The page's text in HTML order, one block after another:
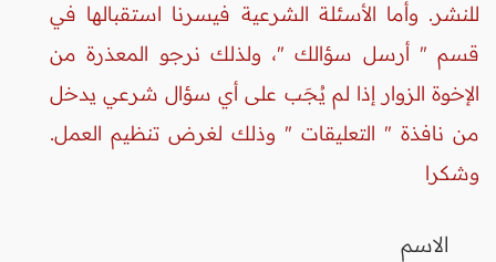
للنشر. وأما الأسئلة الشرعية فيسرنا استقبالها في
قسم " أرسل سؤالك "، ولذلك نرجو المعذرة من
الإخوة الزوار إذا لم يُجَب على أي سؤال شرعي يدخل
من نافذة " التعليقات " وذلك لغرض تنظيم العمل.
وشكرا
الاسم